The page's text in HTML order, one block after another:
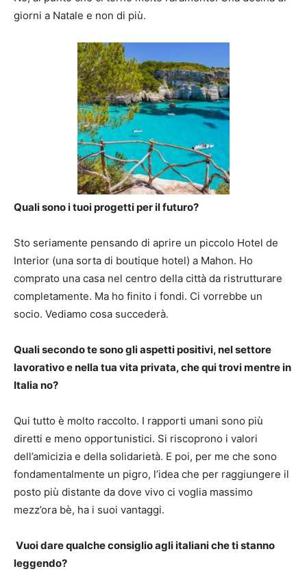
giorni a Natale e non di più.
Quali sono i tuoi progetti per il futuro?
Sto seriamente pensando di aprire un piccolo Hotel de
Interior (una sorta di boutique hotel) a Mahon. Ho
comprato una casa nel centro della città da ristrutturare
completamente. Ma ho finito i fondi. Ci vorrebbe un
socio. Vediamo cosa succederà.
Quali secondo te sono gli aspetti positivi, nel settore
lavorativo e nella tua vita privata, che qui trovi mentre in
Italia no?
Qui tutto è molto raccolto. I rapporti umani sono più
diretti e meno opportunistici. Si riscoprono i valori
dell’amicizia e della solidarietà. E poi, per me che sono
fondamentalmente un pigro, l’idea che per raggiungere il
posto più distante da dove vivo ci voglia massimo
mezz’ora bè, ha i suoi vantaggi.
Vuoi dare qualche consiglio agli italiani che ti stanno
leggendo?